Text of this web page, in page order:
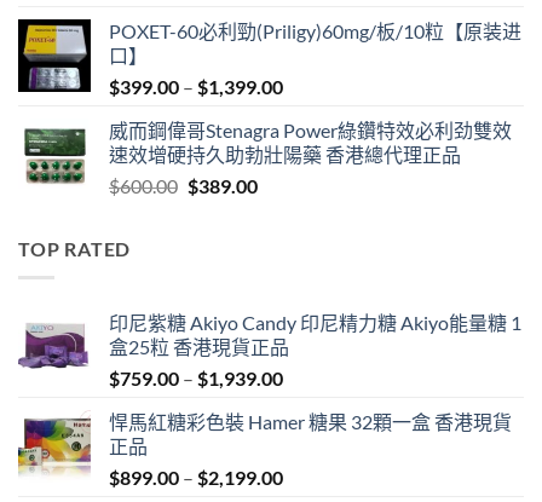
was:
is:
POXET-60必利勁(Priligy)60mg/板/10粒【原装进
口】
$399.00 – $1,399.00Price
$399.00
through
威而鋼偉哥Stenagra Power綠鑽特效必利劲雙效
速效增硬持久助勃壯陽藥 香港總代理正品
$600.00 Original
$389.00Current
TOP RATED
印尼紫糖 Akiyo Candy 印尼精力糖 Akiyo能量糖 1
盒25粒 香港現貨正品
$759.00 – $1,939.00Price
$759.00
$1,939.00
悍馬紅糖彩色裝 Hamer 糖果 32顆一盒 香港現貨
正品
$899.00 – $2,199.00Price